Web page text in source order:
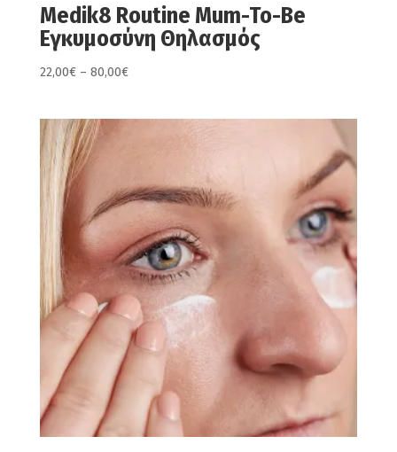
Medik8 Routine Mum-To-Be
Εγκυμοσύνη Θηλασμός
22,00€ – 80,00€Price